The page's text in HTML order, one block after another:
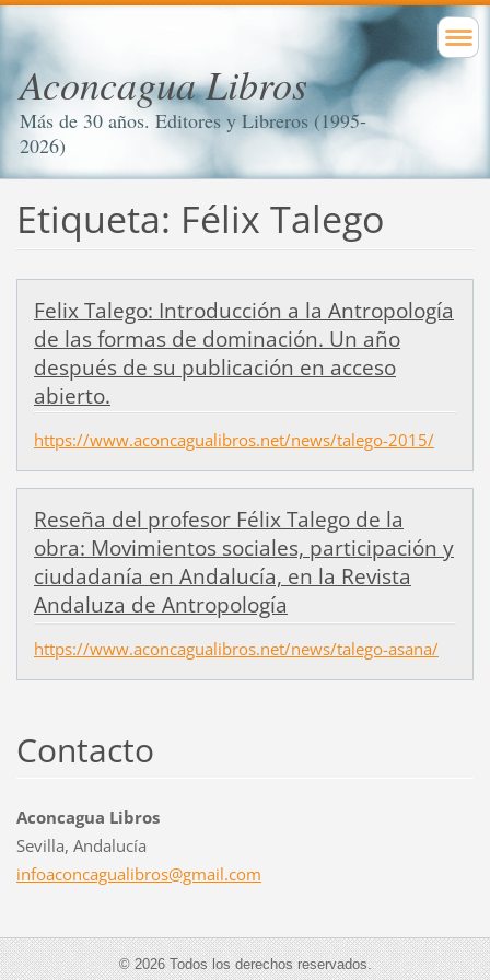
Aconcagua Libros
Más de 30 años. Editores y Libreros (1995-
2026)
Etiqueta: Félix Talego
Felix Talego: Introducción a la Antropología
de las formas de dominación. Un año
después de su publicación en acceso
abierto.
https://www.aconcagualibros.net/news/talego-2015/
Reseña del profesor Félix Talego de la
obra: Movimientos sociales, participación y
ciudadanía en Andalucía, en la Revista
Andaluza de Antropología
https://www.aconcagualibros.net/news/talego-asana/
Contacto
Aconcagua Libros
Sevilla, Andalucía
infoaconcagualibros@gmail.com
© 2026 Todos los derechos reservados.